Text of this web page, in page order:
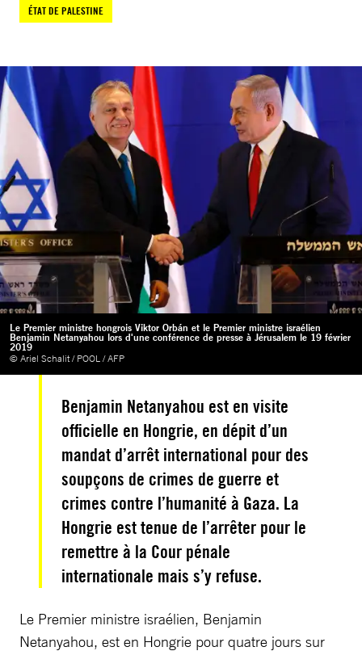
ÉTAT DE PALESTINE
Le Premier ministre hongrois Viktor Orbán et le Premier ministre israélien
Benjamin Netanyahou lors d'une conférence de presse à Jérusalem le 19 février
2019
© Ariel Schalit / POOL / AFP
Benjamin Netanyahou est en visite
officielle en Hongrie, en dépit d’un
mandat d’arrêt international pour des
soupçons de crimes de guerre et
crimes contre l’humanité à Gaza. La
Hongrie est tenue de l’arrêter pour le
remettre à la Cour pénale
internationale mais s’y refuse.
Le Premier ministre israélien, Benjamin
Netanyahou, est en Hongrie pour quatre jours sur